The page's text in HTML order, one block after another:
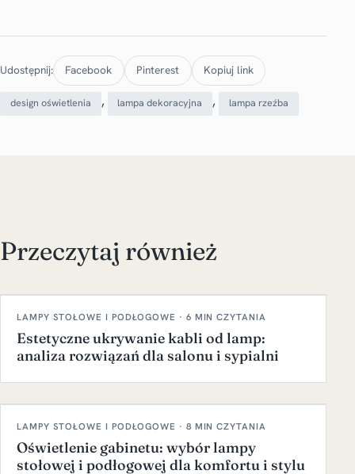
Udostępnij: Facebook Pinterest Kopiuj link
design oświetlenia , lampa dekoracyjna , lampa rzeźba
Przeczytaj również
LAMPY STOŁOWE I PODŁOGOWE · 6 MIN CZYTANIA
Estetyczne ukrywanie kabli od lamp:
analiza rozwiązań dla salonu i sypialni
LAMPY STOŁOWE I PODŁOGOWE · 8 MIN CZYTANIA
Oświetlenie gabinetu: wybór lampy
stołowej i podłogowej dla komfortu i stylu